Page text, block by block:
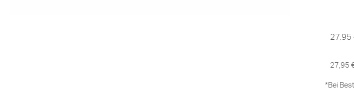
27,95
27,95
*Bei